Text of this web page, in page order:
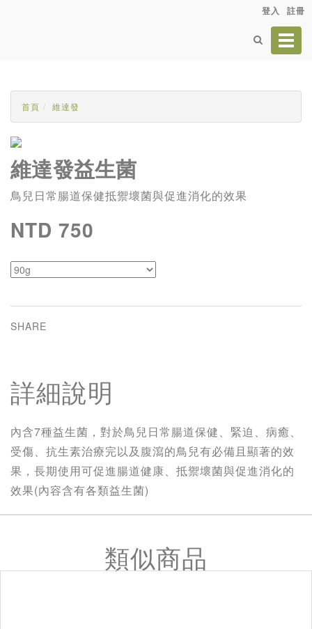
登入 註冊
首頁 維達發
維達發益生菌
鳥兒日常腸道保健抵禦壞菌與促進消化的效果
NTD 750
SHARE
詳細說明
內含7種益生菌，對於鳥兒日常腸道保健、緊迫、病癒、
受傷、抗生素治療完以及腹瀉的鳥兒有必備且顯著的效
果，長期使用可促進腸道健康、抵禦壞菌與促進消化的
效果(內容含有各類益生菌)
類似商品